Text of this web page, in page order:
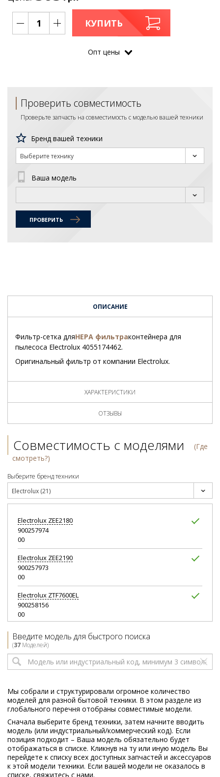
КУПИТЬ
Опт цены
Проверить совместимость
Проверьте запчасть на совместимость с моделью вашей техники
Бренд вашей техники
Выберите технику
Ваша модель
ПРОВЕРИТЬ
ОПИСАНИЕ
Фильтр-сетка дляHEPA фильтраконтейнера для
пылесоса Electrolux 4055174462.
Оригинальный фильтр от компании Electrolux.
ХАРАКТЕРИСТИКИ
ОТЗЫВЫ
Совместимость с моделями
(Где
смотреть?)
Выберите бренд техники
Electrolux (21)
Electrolux ZEE2180
900257974
00
Electrolux ZEE2190
900257973
00
Electrolux ZTF7600EL
900258156
00
900257542
00
ElectroluxZTF7610EL
00
ElectroluxZTF7615
900272633
00
ElectroluxZTF7616
900272634
00
Введите модель для быстрого поиска
(37 Моделей)
Мы собрали и структурировали огромное количество
моделей для разной бытовой техники. В этом разделе из
глобального перечня отобраны совместимые модели.
Сначала выберите бренд техники, затем начните вводить
модель (или индустриальный/коммерческий код). Если
позиция подходит – Ваша модель обязательно будет
отображаться в списке. Кликнув на ту или иную модель Вы
перейдете к списку всех доступных запчастей и аксессуаров
к этой модели техники. Если вашей модели не оказалось в
списке, свяжитесь с нами.